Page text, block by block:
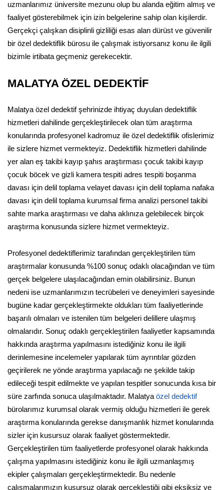
uzmanlarımız üniversite mezunu olup bu alanda eğitim almış ve
faaliyet gösterebilmek için izin belgelerine sahip olan kişilerdir.
Gerçekçi çalışkan disiplinli gizliliği esas alan dürüst ve güvenilir
bir özel dedektiflik bürosu ile çalışmak istiyorsanız konu ile ilgili
bizimle irtibata geçmeniz gerekecektir.
MALATYA ÖZEL DEDEKTİF
Malatya özel dedektif şehrinizde ihtiyaç duyulan dedektiflik
hizmetleri dahilinde gerçekleştirilecek olan tüm araştırma
konularında profesyonel kadromuz ile özel dedektiflik ofislerimiz
ile sizlere hizmet vermekteyiz. Dedektiflik hizmetleri dahilinde
yer alan eş takibi kayıp şahıs araştırması çocuk takibi kayıp
çocuk böcek ve gizli kamera tespiti adres tespiti boşanma
davası için delil toplama velayet davası için delil toplama nafaka
davası için delil toplama kurumsal firma analizi personel takibi
sahte marka araştırması ve daha aklınıza gelebilecek birçok
araştırma konusunda sizlere hizmet vermekteyiz.
Profesyonel dedektiflerimiz tarafından gerçekleştirilen tüm
araştırmalar konusunda %100 sonuç odaklı olacağından ve tüm
gerçek belgelere ulaşılacağından emin olabilirsiniz. Bunun
nedeni ise uzmanlarımızın tecrübeleri ve deneyimleri sayesinde
bugüne kadar gerçekleştirmekte oldukları tüm faaliyetlerinde
başarılı olmaları ve istenilen tüm belgeleri delillere ulaşmış
olmalarıdır. Sonuç odaklı gerçekleştirilen faaliyetler kapsamında
hakkında araştırma yapılmasını istediğiniz konu ile ilgili
derinlemesine incelemeler yapılarak tüm ayrıntılar gözden
geçirilerek ne yönde araştırma yapılacağı ne şekilde takip
edileceği tespit edilmekte ve yapılan tespitler sonucunda kısa bir
süre zarfında sonuca ulaşılmaktadır. Malatyaözel dedektif
bürolarımız kurumsal olarak vermiş olduğu hizmetleri ile gerek
araştırma konularında gerekse danışmanlık hizmet konularında
sizler için kusursuz olarak faaliyet göstermektedir.
Gerçekleştirilen tüm faaliyetlerde profesyonel olarak hakkında
çalışma yapılmasını istediğiniz konu ile ilgili uzmanlaşmış
ekipler çalışmaları gerçekleştirmektedir. Bu nedenle
çalışmalarımızın kusursuz olarak gerçekleştiği gibi eksiksiz ve